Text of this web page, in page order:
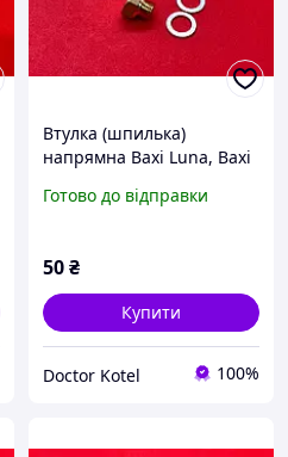
Втулка (шпилька)
напрямна Baxi Luna, Baxi
Energy
Готово до відправки
50₴
Купити
Doctor Kotel 100%